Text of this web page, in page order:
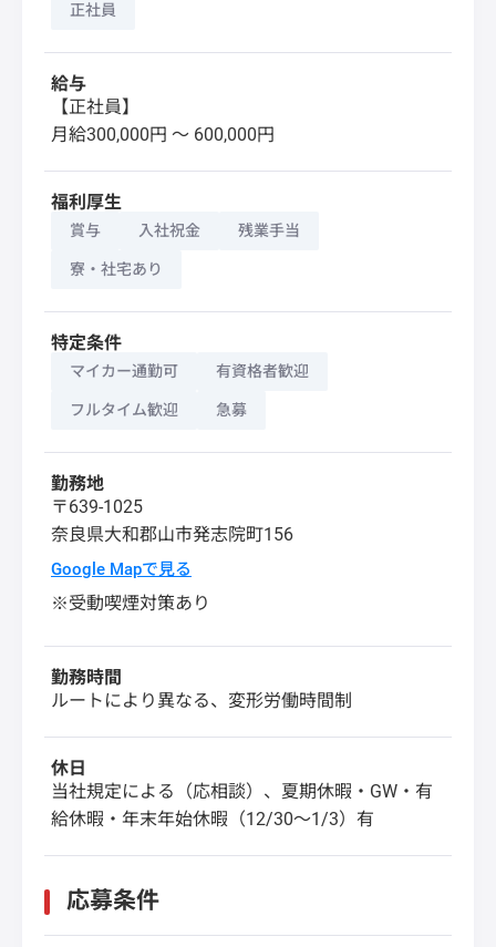
正社員
給与
【正社員】
月給300,000円 〜 600,000円
福利厚生
賞与 入社祝金 残業手当
寮・社宅あり
特定条件
マイカー通勤可 有資格者歓迎
フルタイム歓迎 急募
勤務地
〒639-1025
奈良県大和郡山市発志院町156
Google Mapで見る
※受動喫煙対策あり
勤務時間
ルートにより異なる、変形労働時間制
休日
当社規定による（応相談）、夏期休暇・GW・有
給休暇・年末年始休暇（12/30～1/3）有
応募条件